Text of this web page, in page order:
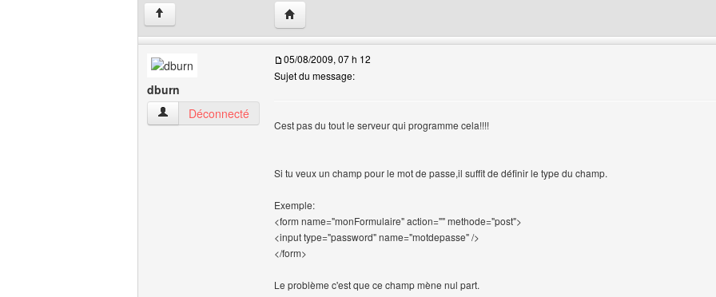
↑ Visiter le site web de l'utilisateur: lsdreams
dburn
dburn Voir le profil de l'utilisateur
Déconnecté
05/08/2009, 07 h 12
Sujet du message:
Cest pas du tout le serveur qui programme cela!!!!
Si tu veux un champ pour le mot de passe,il suffit de définir le type du champ.
Exemple:
<form name="monFormulaire" action="" methode="post">
<input type="password" name="motdepasse" />
</form>
Le problème c'est que ce champ mène nul part.